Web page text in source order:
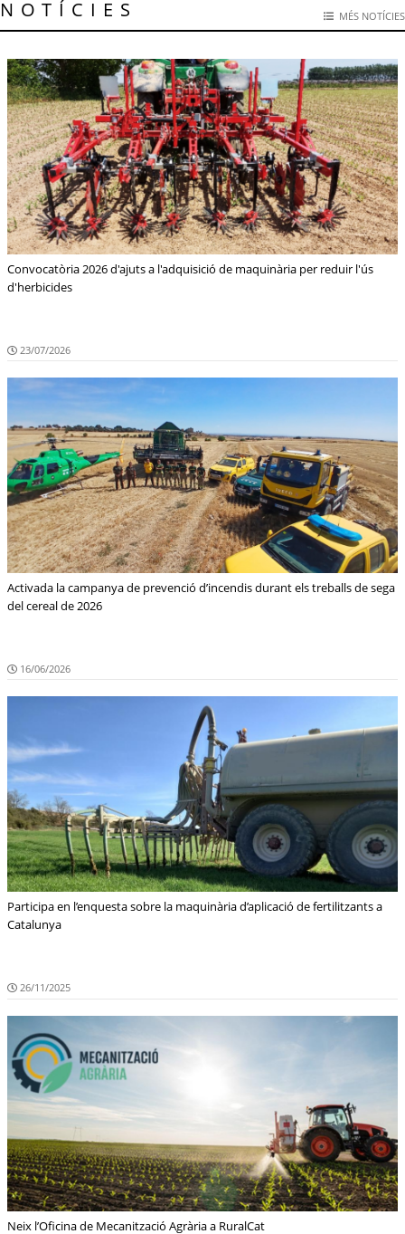
NOTÍCIES MÉS NOTÍCIES
Convocatòria 2026 d'ajuts a l'adquisició de maquinària per reduir l'ús
d'herbicides
23/07/2026
Activada la campanya de prevenció d’incendis durant els treballs de sega
del cereal de 2026
16/06/2026
Participa en l’enquesta sobre la maquinària d’aplicació de fertilitzants a
Catalunya
26/11/2025
Neix l’Oficina de Mecanització Agrària a RuralCat